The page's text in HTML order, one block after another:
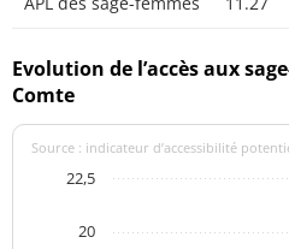
Evolution de l’accès aux
Comte
Source : indicateur d’accessibilité
20
22,5